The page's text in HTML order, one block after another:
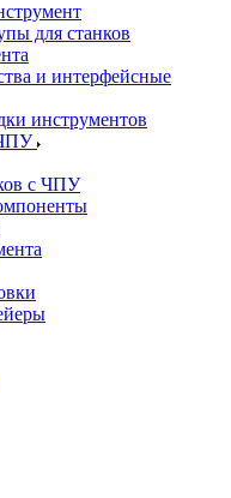
для станков
и интерфейсные
инструментов
с ЧПУ